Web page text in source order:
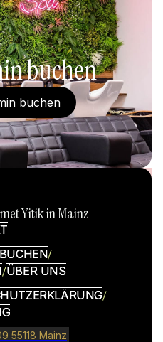
buchen
buchen
buchen
Yitik in Mainz
ÜBER UNS
ÜBER UNS
55118 Mainz